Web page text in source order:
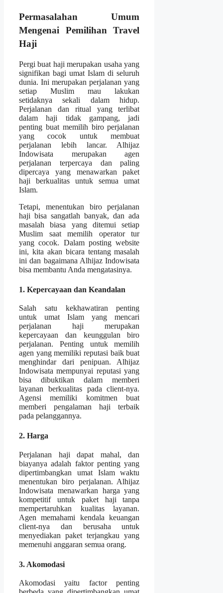
Permasalahan Umum
Mengenai Pemilihan Travel
Haji
Pergi buat haji merupakan usaha yang
signifikan bagi umat Islam di seluruh
dunia. Ini merupakan perjalanan yang
setiap Muslim mau lakukan
setidaknya sekali dalam hidup.
Perjalanan dan ritual yang terlibat
dalam haji tidak gampang, jadi
penting buat memilih biro perjalanan
yang cocok untuk membuat
perjalanan lebih lancar. Alhijaz
Indowisata merupakan agen
perjalanan terpercaya dan paling
dipercaya yang menawarkan paket
haji berkualitas untuk semua umat
Islam.
Tetapi, menentukan biro perjalanan
haji bisa sangatlah banyak, dan ada
masalah biasa yang ditemui setiap
Muslim saat memilih operator tur
yang cocok. Dalam posting website
ini, kita akan bicara tentang masalah
ini dan bagaimana Alhijaz Indowisata
bisa membantu Anda mengatasinya.
1. Kepercayaan dan Keandalan
Salah satu kekhawatiran penting
untuk umat Islam yang mencari
perjalanan haji merupakan
kepercayaan dan keunggulan biro
perjalanan. Penting untuk memilih
agen yang memiliki reputasi baik buat
menghindar dari penipuan. Alhijaz
Indowisata mempunyai reputasi yang
bisa dibuktikan dalam memberi
layanan berkualitas pada client-nya.
Agensi memiliki komitmen buat
memberi pengalaman haji terbaik
pada pelanggannya.
2. Harga
Perjalanan haji dapat mahal, dan
biayanya adalah faktor penting yang
dipertimbangkan umat Islam waktu
menentukan biro perjalanan. Alhijaz
Indowisata menawarkan harga yang
kompetitif untuk paket haji tanpa
mempertaruhkan kualitas layanan.
Agen memahami kendala keuangan
client-nya dan berusaha untuk
menyediakan paket terjangkau yang
memenuhi anggaran semua orang.
3. Akomodasi
Akomodasi yaitu factor penting